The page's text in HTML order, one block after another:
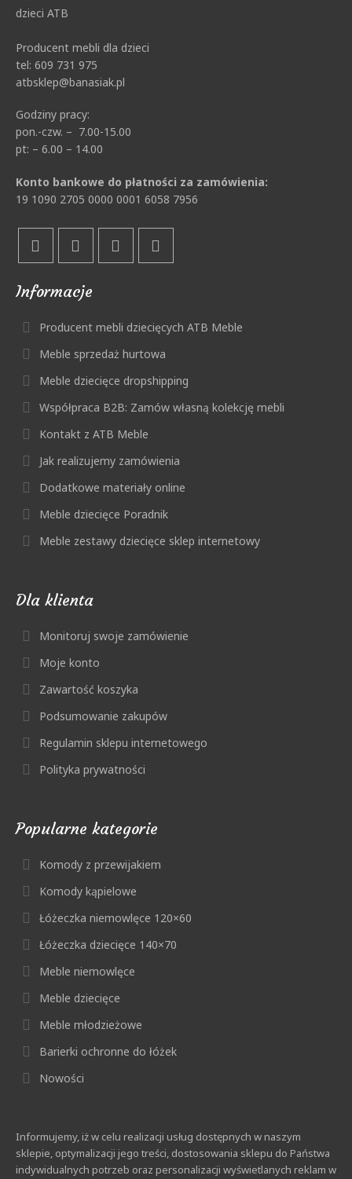
Producent mebli dla dzieci
tel: 609 731 975
atbsklep@banasiak.pl
Godziny pracy:
pon.-czw. – 7.00-15.00
pt: – 6.00 – 14.00
Konto bankowe do płatności za zamówienia:
19 1090 2705 0000 0001 6058 7956
Informacje
Producent mebli dziecięcych ATB Meble
Meble sprzedaż hurtowa
Meble dziecięce dropshipping
Współpraca B2B: Zamów własną kolekcję mebli
Kontakt z ATB Meble
Jak realizujemy zamówienia
Dodatkowe materiały online
Meble dziecięce Poradnik
Meble zestawy dziecięce sklep internetowy
Dla klienta
Monitoruj swoje zamówienie
Moje konto
Zawartość koszyka
Podsumowanie zakupów
Regulamin sklepu internetowego
Polityka prywatności
Popularne kategorie
Komody z przewijakiem
Komody kąpielowe
Łóżeczka niemowlęce 120×60
Łóżeczka dziecięce 140×70
Meble niemowlęce
Meble dziecięce
Meble młodzieżowe
Barierki ochronne do łóżek
Nowości
Informujemy, iż w celu realizacji usług dostępnych w naszym
sklepie, optymalizacji jego treści, dostosowania sklepu do Państwa
indywidualnych potrzeb oraz personalizacji wyświetlanych reklam w